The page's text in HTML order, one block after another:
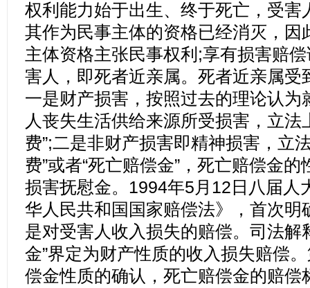
权利能力始于出生、终于死亡，受害
其作为民事主体的资格已经消灭，因
主体资格主张民事权利;享有损害赔
害人，即死者近亲属。死者近亲属受
一是财产损害，按照过去的理论认为
人丧失生活供给来源所受损害，立法
费”;二是非财产损害即精神损害，立
费”或者“死亡赔偿金”，死亡赔偿金
损害抚慰金。1994年5月12日八届人
华人民共和国国家赔偿法》，首次明
是对受害人收入损失的赔偿。司法解
金”界定为财产性质的收入损失赔偿
偿金性质的确认，死亡赔偿金的赔偿